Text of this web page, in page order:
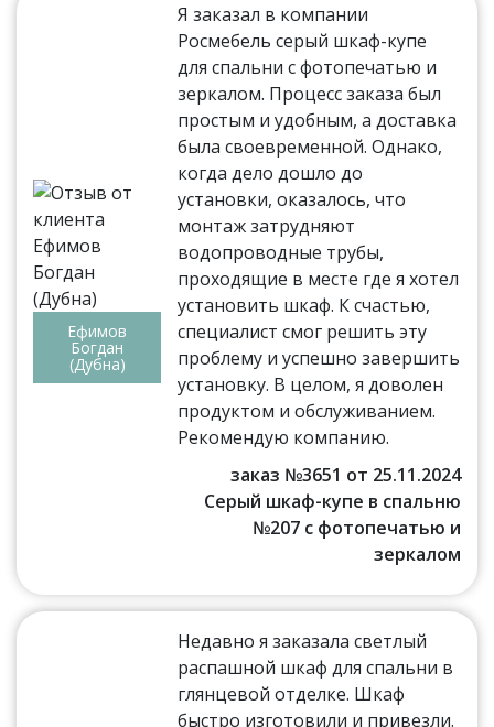
Ефимов
Богдан
(Дубна)
Я заказал в компании
Росмебель серый шкаф-купе
для спальни с фотопечатью и
зеркалом. Процесс заказа был
простым и удобным, а доставка
была своевременной. Однако,
когда дело дошло до
установки, оказалось, что
монтаж затрудняют
водопроводные трубы,
проходящие в месте где я хотел
установить шкаф. К счастью,
специалист смог решить эту
проблему и успешно завершить
установку. В целом, я доволен
продуктом и обслуживанием.
Рекомендую компанию.
заказ №3651 от 25.11.2024
Серый шкаф-купе в спальню
№207 с фотопечатью и
зеркалом
Недавно я заказала светлый
распашной шкаф для спальни в
глянцевой отделке. Шкаф
быстро изготовили и привезли.